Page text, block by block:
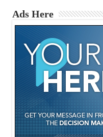
Ads Here